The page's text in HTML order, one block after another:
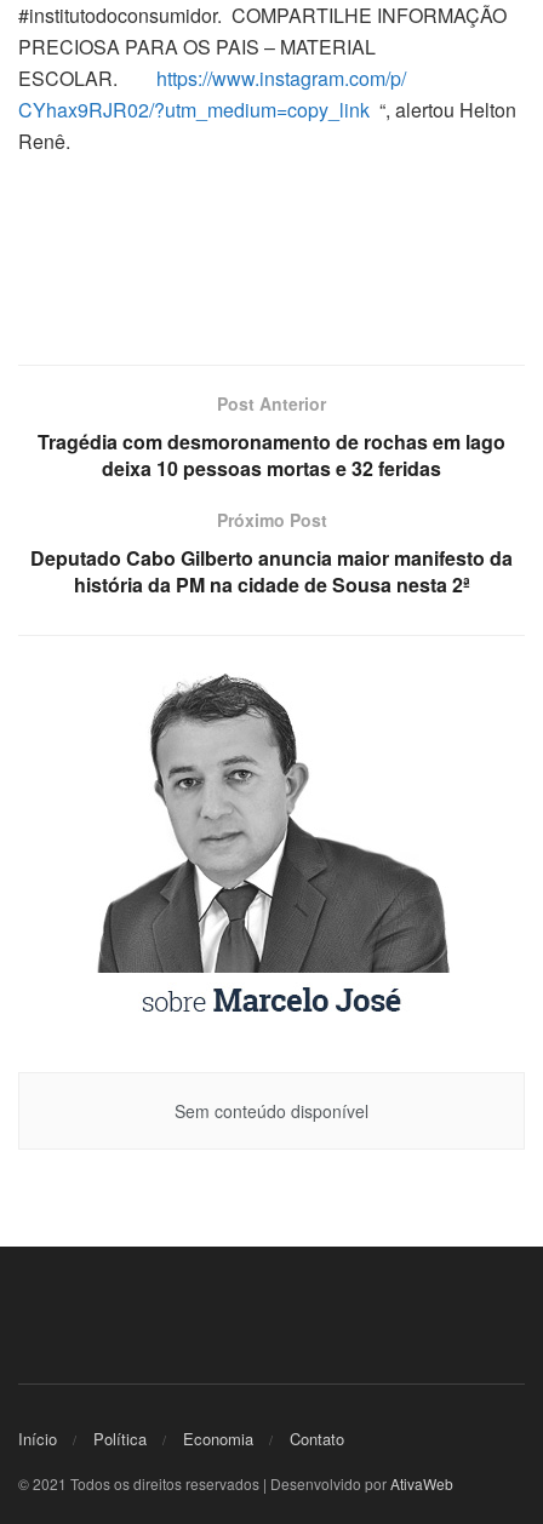
#institutodoconsumidor. COMPARTILHE INFORMAÇÃO
PRECIOSA PARA OS PAIS – MATERIAL
ESCOLAR. https://www.instagram.com/p/
CYhax9RJR02/?utm_medium=copy_ link “, alertou Helton
Renê.
Post Anterior
Tragédia com desmoronamento de rochas em lago
deixa 10 pessoas mortas e 32 feridas
Próximo Post
Deputado Cabo Gilberto anuncia maior manifesto da
história da PM na cidade de Sousa nesta 2ª
Sem conteúdo disponível
Início Política Economia Contato
© 2021 Todos os direitos reservados | Desenvolvido porAtivaWeb